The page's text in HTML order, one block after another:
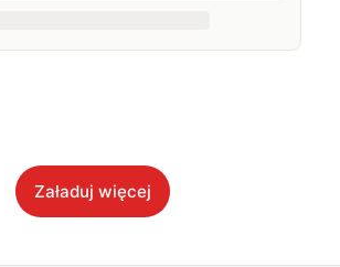
Załaduj więcej